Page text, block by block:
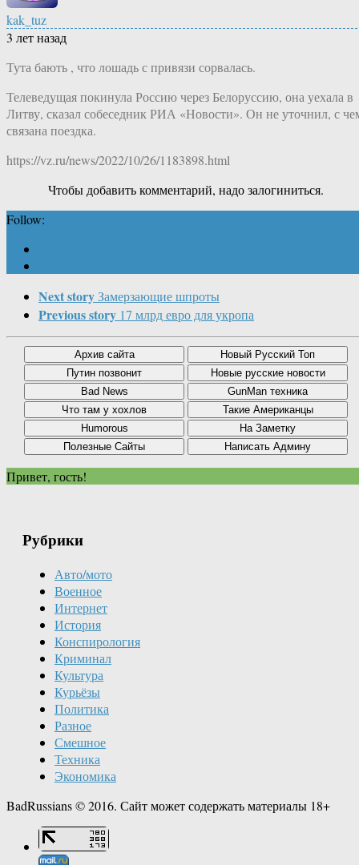
kak_tuz
3 лет назад
Тута бають , что лошадь с привязи сорвалась.
Телеведущая покинула Россию через Белоруссию, она уехала в
Литву, сказал собеседник РИА «Новости». Он не уточнил, с
связана поездка.
https://vz.ru/news/2022/10/26/1183898.html
Чтобы добавить комментарий, надо залогиниться.
Follow:
Next storyЗамерзающие шпроты
Previous story 17 млрд евро для укропа
Привет, гость!
Рубрики
Авто/мото
Военное
Интернет
История
Конспирология
Криминал
Культура
Курьёзы
Политика
Разное
Смешное
Техника
Экономика
BadRussians © 2016. Сайт может содержать материалы 18+